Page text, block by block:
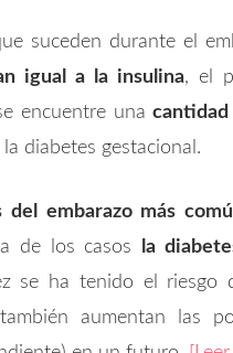
suceden durante el
igual a la insulina, el
encuentre una
diabetes gestacional.
del embarazo más
de los casos
la
se ha tenido el riesgo
aumentan las